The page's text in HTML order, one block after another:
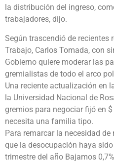
la distribución del ingreso,
trabajadores, dijo.
Según trascendió de recientes
Trabajo, Carlos Tomada, con
Gobierno quiere moderar las
gremialistas de todo el arco
Una reciente actualización en
la Universidad Nacional de
gremios para negociar fijó en
necesita una familia tipo.
Para remarcar la necesidad de
que la desocupación haya
trimestre del año Bajamos